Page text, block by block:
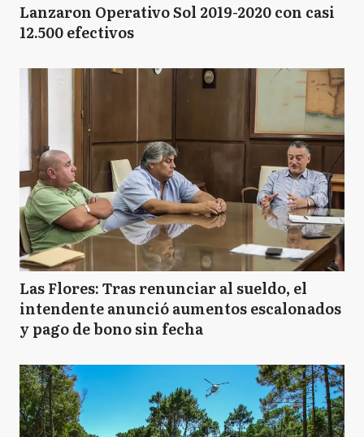
Lanzaron Operativo Sol 2019-2020 con casi
12.500 efectivos
Las Flores: Tras renunciar al sueldo, el
intendente anunció aumentos escalonados
y pago de bono sin fecha